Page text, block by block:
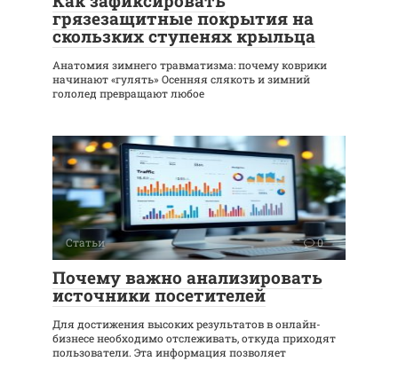
грязезащитные покрытия на
скользких ступенях крыльца
Анатомия зимнего травматизма: почему коврики
начинают «гулять» Осенняя слякоть и зимний
гололед превращают любое
Статьи 0
Почему важно анализировать
источники посетителей
Для достижения высоких результатов в онлайн-
бизнесе необходимо отслеживать, откуда приходят
пользователи. Эта информация позволяет